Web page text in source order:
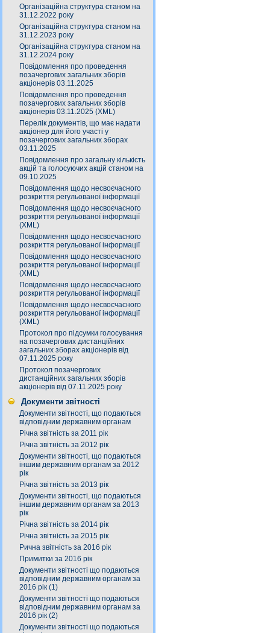
Організаційна структура станом на
31.12.2022 року
Організаційна структура станом на
31.12.2023 року
Організаційна структура станом на
31.12.2024 року
Повідомлення про проведення
позачергових загальних зборів
акціонерів 03.11.2025
Повідомлення про проведення
позачергових загальних зборів
акціонерів 03.11.2025 (XML)
Перелік документів, що має надати
акціонер для його участі у
позачергових загальних зборах
03.11.2025
Повідомлення про загальну кількість
акцій та голосуючих акцій станом на
09.10.2025
Повідомлення щодо несвоєчасного
розкриття регульованої інформації
Повідомлення щодо несвоєчасного
розкриття регульованої інформації
(XML)
Повідомлення щодо несвоєчасного
розкриття регульованої інформації
Повідомлення щодо несвоєчасного
розкриття регульованої інформації
(XML)
Повідомлення щодо несвоєчасного
розкриття регульованої інформації
Повідомлення щодо несвоєчасного
розкриття регульованої інформації
(XML)
Протокол про підсумки голосування
на позачергових дистанційних
загальних зборах акціонерів від
07.11.2025 року
Протокол позачергових
дистанційних загальних зборів
акціонерів від 07.11.2025 року
Документи звітності
Документи звітності, що подаються
відповідним державним органам
Річна звітність за 2011 рік
Річна звітність за 2012 рік
Документи звітності, що подаються
іншим державним органам за 2012
рік
Річна звітність за 2013 рік
Документи звітності, що подаються
іншим державним органам за 2013
рік
Річна звітність за 2014 рік
Річна звітність за 2015 рік
Рична звітність за 2016 рік
Примитки за 2016 рік
Документи звітності що подаються
відповідним державним органам за
2016 рік (1)
Документи звітності що подаються
відповідним державним органам за
2016 рік (2)
Документи звітності що подаються